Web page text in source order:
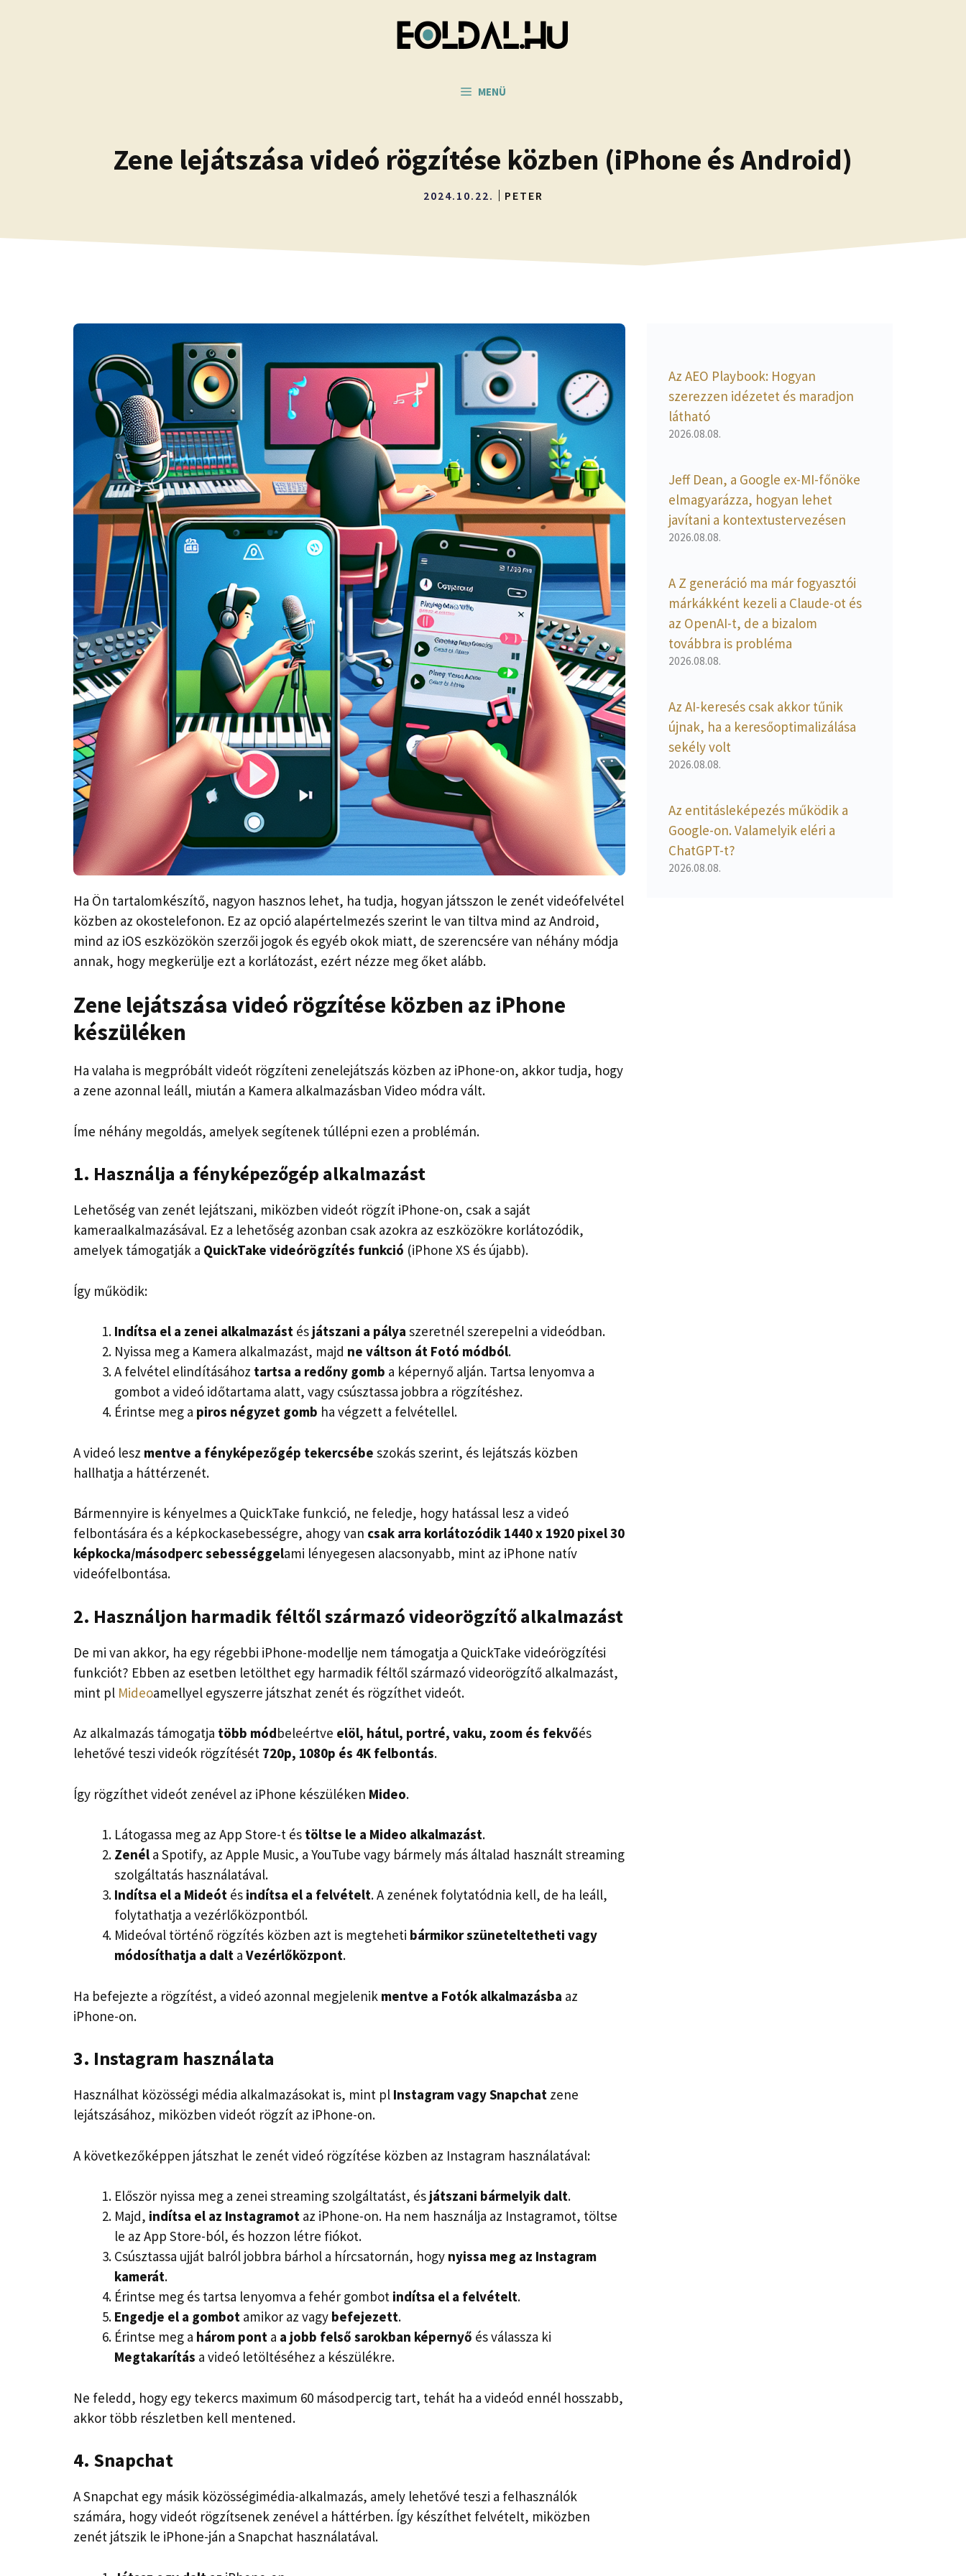
MENÜ
Zene lejátszása videó rögzítése közben (iPhone és Android)
2024.10.22. PETER
Ha Ön tartalomkészítő, nagyon hasznos lehet, ha tudja, hogyan játsszon le zenét videófelvétel
közben az okostelefonon. Ez az opció alapértelmezés szerint le van tiltva mind az Android,
mind az iOS eszközökön szerzői jogok és egyéb okok miatt, de szerencsére van néhány módja
annak, hogy megkerülje ezt a korlátozást, ezért nézze meg őket alább.
Zene lejátszása videó rögzítése közben az iPhone
készüléken
Ha valaha is megpróbált videót rögzíteni zenelejátszás közben az iPhone-on, akkor tudja, hogy
a zene azonnal leáll, miután a Kamera alkalmazásban Video módra vált.
Íme néhány megoldás, amelyek segítenek túllépni ezen a problémán.
1. Használja a fényképezőgép alkalmazást
Lehetőség van zenét lejátszani, miközben videót rögzít iPhone-on, csak a saját
kameraalkalmazásával. Ez a lehetőség azonban csak azokra az eszközökre korlátozódik,
amelyek támogatják a QuickTake videórögzítés funkció (iPhone XS és újabb).
Így működik:
Indítsa el a zenei alkalmazást és játszani a pálya szeretnél szerepelni a videódban.
Nyissa meg a Kamera alkalmazást, majd ne váltson át Fotó módból.
A felvétel elindításához tartsa a redőny gomb a képernyő alján. Tartsa lenyomva a
gombot a videó időtartama alatt, vagy csúsztassa jobbra a rögzítéshez.
Érintse meg a piros négyzet gomb ha végzett a felvétellel.
A videó lesz mentve a fényképezőgép tekercsébe szokás szerint, és lejátszás közben
hallhatja a háttérzenét.
Bármennyire is kényelmes a QuickTake funkció, ne feledje, hogy hatással lesz a videó
felbontására és a képkockasebességre, ahogy van csak arra korlátozódik 1440 x 1920 pixel 30
képkocka/másodperc sebességgelami lényegesen alacsonyabb, mint az iPhone natív
videófelbontása.
2. Használjon harmadik féltől származó videorögzítő alkalmazást
De mi van akkor, ha egy régebbi iPhone-modellje nem támogatja a QuickTake videórögzítési
funkciót? Ebben az esetben letölthet egy harmadik féltől származó videorögzítő alkalmazást,
mint pl Mideoamellyel egyszerre játszhat zenét és rögzíthet videót.
Az alkalmazás támogatja több módbeleértve elöl, hátul, portré, vaku, zoom és fekvőés
lehetővé teszi videók rögzítését 720p, 1080p és 4K felbontás.
Így rögzíthet videót zenével az iPhone készüléken Mideo.
Látogassa meg az App Store-t és töltse le a Mideo alkalmazást.
Zenél a Spotify, az Apple Music, a YouTube vagy bármely más általad használt streaming
szolgáltatás használatával.
Indítsa el a Mideót és indítsa el a felvételt. A zenének folytatódnia kell, de ha leáll,
folytathatja a vezérlőközpontból.
Mideóval történő rögzítés közben azt is megteheti bármikor szüneteltetheti vagy
módosíthatja a dalt a Vezérlőközpont.
Ha befejezte a rögzítést, a videó azonnal megjelenik mentve a Fotók alkalmazásba az
iPhone-on.
3. Instagram használata
Használhat közösségi média alkalmazásokat is, mint pl Instagramvagy Snapchat zene
lejátszásához, miközben videót rögzít az iPhone-on.
A következőképpen játszhat le zenét videó rögzítése közben az Instagram használatával:
Először nyissa meg a zenei streaming szolgáltatást, és játszani bármelyik dalt.
Majd, indítsa el az Instagramot az iPhone-on. Ha nem használja az Instagramot, töltse
le az App Store-ból, és hozzon létre fiókot.
Csúsztassa ujját balról jobbra bárhol a hírcsatornán, hogy nyissa meg az Instagram
kamerát.
Érintse meg és tartsa lenyomva a fehér gombot indítsa el a felvételt.
Engedje el a gombot amikor az vagy befejezett.
Érintse meg a három pont a a jobb felső sarokban képernyő és válassza ki
Megtakarítás a videó letöltéséhez a készülékre.
Ne feledd, hogy egy tekercs maximum 60 másodpercig tart, tehát ha a videód ennél hosszabb,
akkor több részletben kell mentened.
4. Snapchat
A Snapchat egy másik közösségimédia-alkalmazás, amely lehetővé teszi a felhasználók
számára, hogy videót rögzítsenek zenével a háttérben. Így készíthet felvételt, miközben
zenét játszik le iPhone-ján a Snapchat használatával.
Az AEO Playbook: Hogyan
szerezzen idézetet és maradjon
látható
2026.08.08.
Jeff Dean, a Google ex-MI-főnöke
elmagyarázza, hogyan lehet
javítani a kontextustervezésen
2026.08.08.
A Z generáció ma már fogyasztói
márkákként kezeli a Claude-ot és
az OpenAI-t, de a bizalom
továbbra is probléma
2026.08.08.
Az AI-keresés csak akkor tűnik
újnak, ha a keresőoptimalizálása
sekély volt
2026.08.08.
Az entitásleképezés működik a
Google-on. Valamelyik eléri a
ChatGPT-t?
2026.08.08.